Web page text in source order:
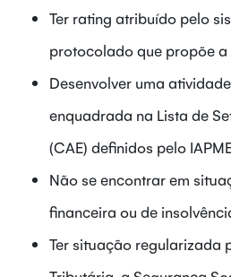
Ter rating atribuído pelo
protocolado que propõe
Desenvolver uma
enquadrada na Lista de
(CAE) definidos pelo
Não se encontrar em
financeira ou de
Ter situação regularizada